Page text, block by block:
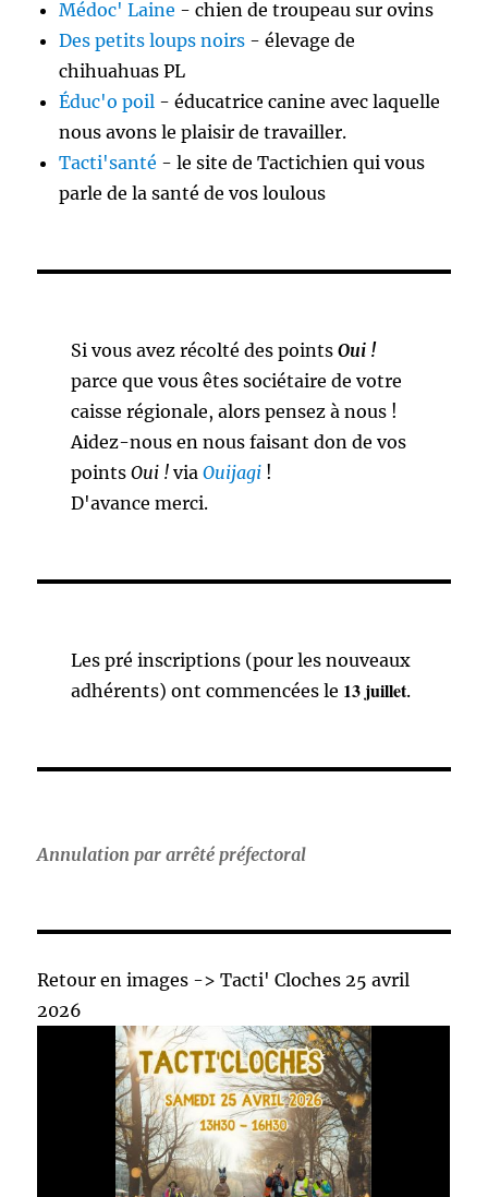
Médoc' Laine - chien de troupeau sur ovins
Des petits loups noirs - élevage de
chihuahuas PL
Éduc'o poil - éducatrice canine avec laquelle
nous avons le plaisir de travailler.
Tacti'santé - le site de Tactichien qui vous
parle de la santé de vos loulous
Si vous avez récolté des points Oui !
parce que vous êtes sociétaire de votre
caisse régionale, alors pensez à nous !
Aidez-nous en nous faisant don de vos
points Oui ! via Ouijagi !
D'avance merci.
Les pré inscriptions (pour les nouveaux
adhérents) ont commencées le 13 juillet.
Annulation par arrêté préfectoral
Retour en images -> Tacti' Cloches 25 avril
2026